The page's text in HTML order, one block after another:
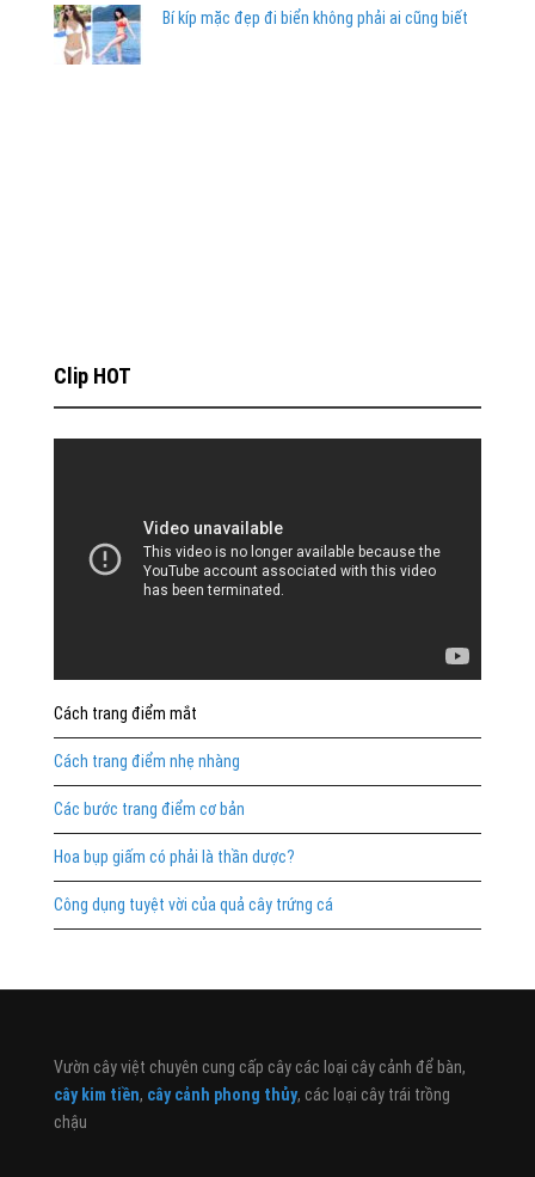
Bí kíp mặc đẹp đi biển không phải ai cũng biết
Clip HOT
Cách trang điểm mắt
Cách trang điểm nhẹ nhàng
Các bước trang điểm cơ bản
Hoa bụp giấm có phải là thần dược?
Công dụng tuyệt vời của quả cây trứng cá
Vườn cây việt chuyên cung cấp cây các loại cây cảnh để bàn,
cây kim tiền, cây cảnh phong thủy, các loại cây trái trồng
chậu